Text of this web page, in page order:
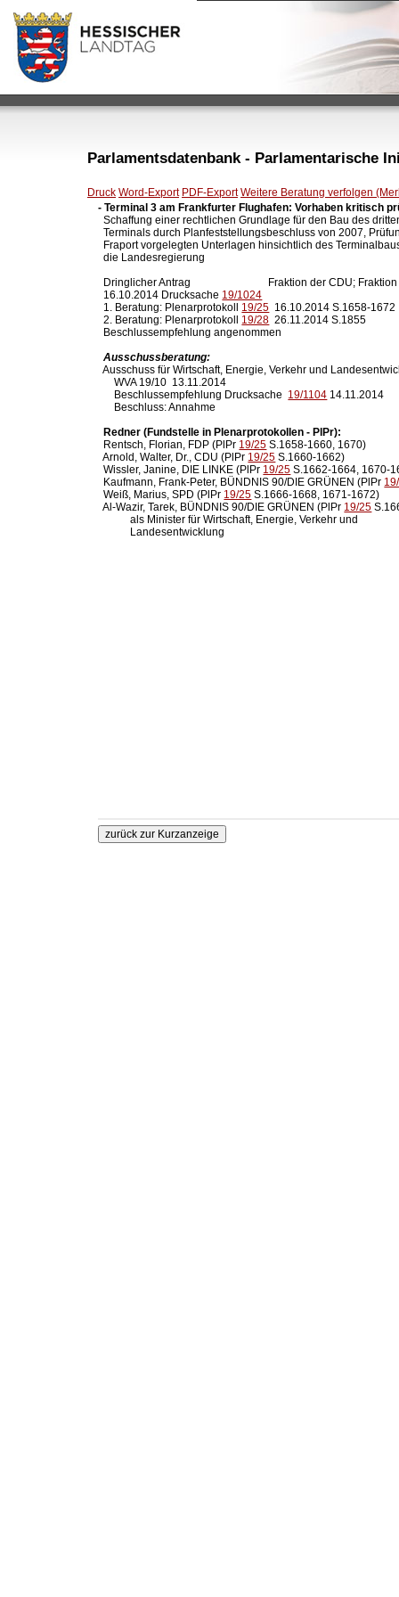
Parlamentsdatenbank - Parlamentarische
Druck Word-Export PDF-Export Weitere Beratung verfolgen
- Terminal 3 am Frankfurter Flughafen: Vorhaben kritisch
Schaffung einer rechtlichen Grundlage für den Bau des
Terminals durch Planfeststellungsbeschluss von 2007,
Fraport vorgelegten Unterlagen hinsichtlich des
  die Landesregierung
Dringlicher Antrag                             Fraktion der
  16.10.2014 Drucksache
19/1024
  1. Beratung: Plenarprotokoll
19/25
  16.10.2014 S.1658-1672
  2. Beratung: Plenarprotokoll
19/28
  26.11.2014 S.1855
  Beschlussempfehlung angenommen
Ausschussberatung:
Ausschuss für Wirtschaft, Energie, Verkehr und
      WVA 19/10  13.11.2014
      Beschlussempfehlung Drucksache
19/1104 14.11.2014
      Beschluss: Annahme
Redner (Fundstelle in Plenarprotokollen - PlPr):
  Rentsch, Florian, FDP (PlPr
19/25 S.1658-1660, 1670)
  Arnold, Walter, Dr., CDU (PlPr
19/25 S.1660-1662)
  Wissler, Janine, DIE LINKE (PlPr
19/25 S.1662-1664, 1670-
  Kaufmann, Frank-Peter, BÜNDNIS 90/DIE GRÜNEN (PlPr
  Weiß, Marius, SPD (PlPr
19/25 S.1666-1668, 1671-1672)
  Al-Wazir, Tarek, BÜNDNIS 90/DIE GRÜNEN (PlPr
19/25
            als Minister für Wirtschaft, Energie, Verkehr und
            Landesentwicklung